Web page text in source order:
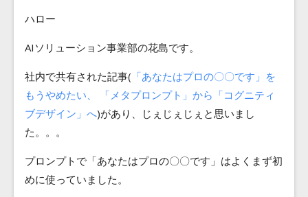
Contact
ハロー
AIソリューション事業部の花島です。
社内で共有された記事( 「あなたはプロの〇〇です」を
もうやめたい、 「メタプロンプト」から「コグニティ
ブデザイン」へ)があり、じぇじぇじぇと思いまし
た。。。
プロンプトで「あなたはプロの〇〇です」はよくまず初
めに使っていました。